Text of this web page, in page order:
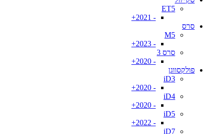
ET5
- 2021+
סרס
M5
- 2023+
סרס 3
- 2020+
פולקסווגן
iD3
- 2020+
iD4
- 2020+
iD5
- 2022+
iD7